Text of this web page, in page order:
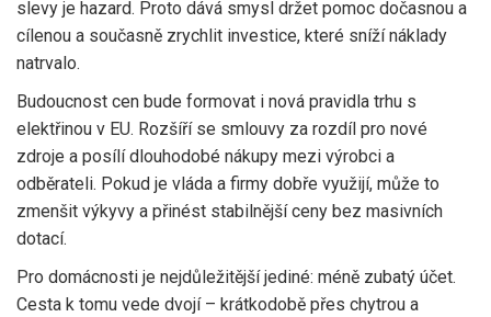
slevy je hazard. Proto dává smysl držet pomoc dočasnou a
cílenou a současně zrychlit investice, které sníží náklady
natrvalo.
Budoucnost cen bude formovat i nová pravidla trhu s
elektřinou v EU. Rozšíří se smlouvy za rozdíl pro nové
zdroje a posílí dlouhodobé nákupy mezi výrobci a
odběrateli. Pokud je vláda a firmy dobře využijí, může to
zmenšit výkyvy a přinést stabilnější ceny bez masivních
dotací.
Pro domácnosti je nejdůležitější jediné: méně zubatý účet.
Cesta k tomu vede dvojí – krátkodobě přes chytrou a